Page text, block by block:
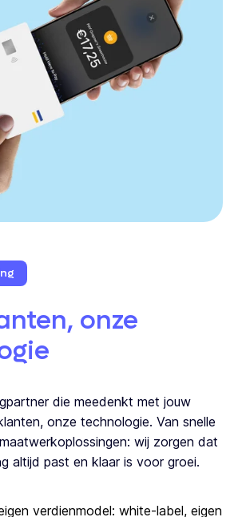
onze
die meedenkt met jouw
onze technologie. Van snelle
wij zorgen dat
altijd past en klaar is voor groei.
verdienmodel: white-label, eigen